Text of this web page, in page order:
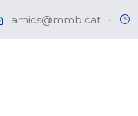
amics@mmb.cat ·